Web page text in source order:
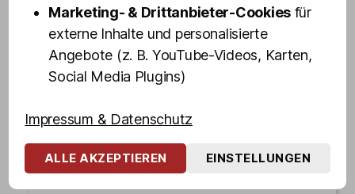
19:15 - 20:55
Kult-Kieztour mit Drag Queen FANNY
FUNTASTIC [Start: Olivias Show Club]
19:45 - 20:45
Marketing- & Drittanbieter-Cookies für
externe Inhalte und personalisierte
Angebote (z. B. YouTube-Videos, Karten,
Social Media Plugins)
Impressum & Datenschutz
ALLE AKZEPTIEREN EINSTELLUNGEN